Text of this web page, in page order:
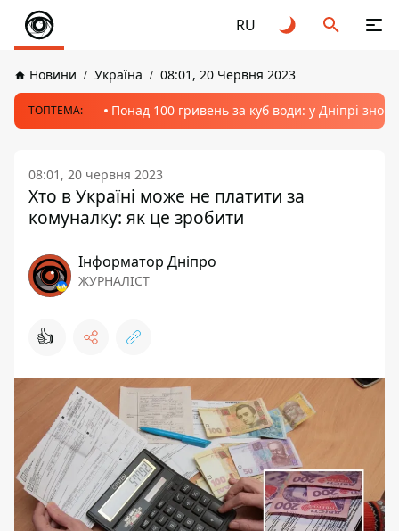
RU
Новини Україна 08:01, 20 Червня 2023
ТОПТЕМА: Понад 100 гривень за куб води: у Дніпрі
08:01, 20 червня 2023
Хто в Україні може не платити за
комуналку: як це зробити
Інформатор Дніпро
ЖУРНАЛІСТ
👍